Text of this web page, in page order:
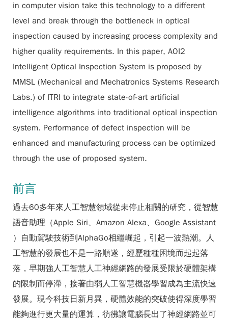
in computer vision take this technology to a different
level and break through the bottleneck in optical
inspection caused by increasing process complexity and
higher quality requirements. In this paper, AOI2
Intelligent Optical Inspection System is proposed by
MMSL (Mechanical and Mechatronics Systems Research
Labs.) of ITRI to integrate state-of-art artificial
intelligence algorithms into traditional optical inspection
system. Performance of defect inspection will be
enhanced and manufacturing process can be optimized
through the use of proposed system.
前言
過去60多年來人工智慧領域從未停止相關的研究，從智慧
語音助理（Apple Siri、Amazon Alexa、Google Assistant
）自動駕駛技術到AlphaGo相繼崛起，引起一波熱潮。人
工智慧的發展也不是一路順遂，經歷種種困境而起起落
落，早期強人工智慧人工神經網路的發展受限於硬體架構
的限制而停滯，接著由弱人工智慧機器學習成為主流快速
發展。現今科技日新月異，硬體效能的突破使得深度學習
能夠進行更大量的運算，彷彿讓電腦長出了神經網路並可